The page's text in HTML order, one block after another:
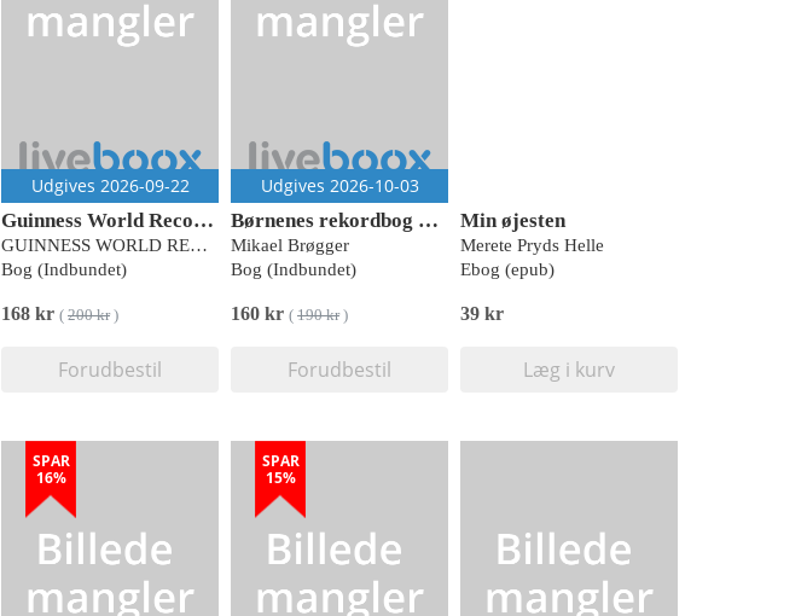
Udgives 2026-09-22
Guinness World Records 2027
GUINNESS WORLD RECORDS LIMITED
Bog (Indbundet)
168 kr ( 200 kr)
Forudbestil
Udgives 2026-10-03
Børnenes rekordbog 2027
Mikael Brøgger
Bog (Indbundet)
160 kr ( 190 kr)
Forudbestil
Min øjesten
Merete Pryds Helle
Ebog (epub)
39 kr
Læg i kurv
SPAR
16%
SPAR
15%